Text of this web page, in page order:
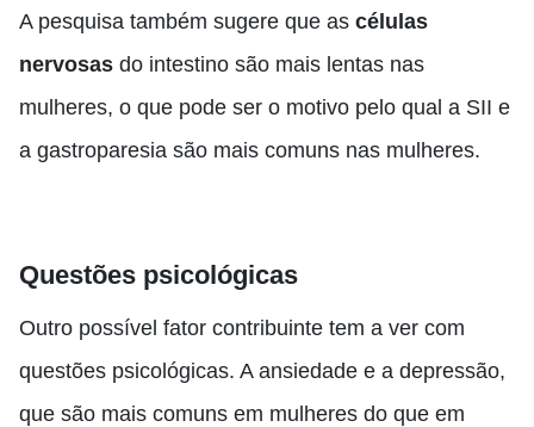
A pesquisa também sugere que as células
nervosas do intestino são mais lentas nas
mulheres, o que pode ser o motivo pelo qual a SII e
a gastroparesia são mais comuns nas mulheres.
Questões psicológicas
Outro possível fator contribuinte tem a ver com
questões psicológicas. A ansiedade e a depressão,
que são mais comuns em mulheres do que em